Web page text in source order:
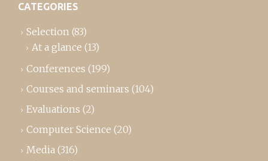
CATEGORIES
Selection (83)
At a glance (13)
Conferences (199)
Courses and seminars (104)
Evaluations (2)
Computer Science (20)
Media (316)